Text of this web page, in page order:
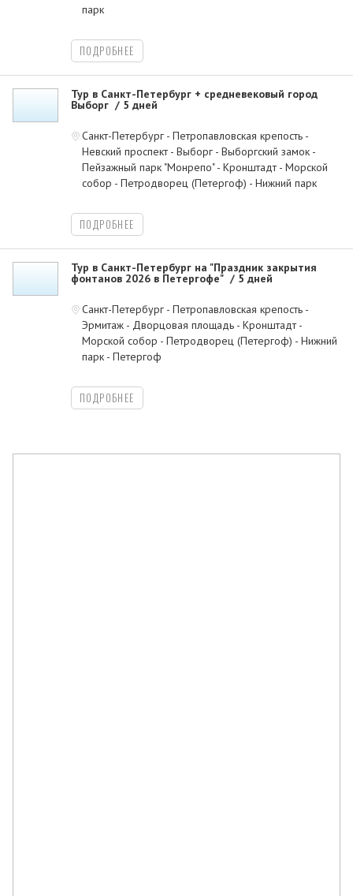
парк
ПОДРОБНЕЕ
Тур в Санкт-Петербург + средневековый город
Выборг 5 дней
Санкт-Петербург - Петропавловская крепость -
Невский проспект - Выборг - Выборгский замок -
Пейзажный парк "Монрепо" - Кронштадт - Морской
собор - Петродворец (Петергоф) - Нижний парк
ПОДРОБНЕЕ
Тур в Санкт-Петербург на "Праздник закрытия
фонтанов 2026 в Петергофе" 5 дней
Санкт-Петербург - Петропавловская крепость -
Эрмитаж - Дворцовая площадь - Кронштадт -
Морской собор - Петродворец (Петергоф) - Нижний
парк - Петергоф
ПОДРОБНЕЕ